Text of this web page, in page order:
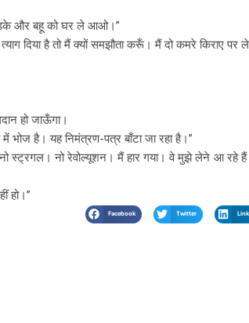
और बहू को घर ले आओ।”
दिया है तो मैं क्यों समझौता करूँ। मैं दो कमरे किराए पर
हो जाऊँगा।
भोज है। यह निमंत्रण-पत्र बाँटा जा रहा है।”
नो स्ट्रगल। नो रेवोल्यूशन। मैं हार गया। वे मुझे लेने आ रहे
हो।”
Facebook Twitter